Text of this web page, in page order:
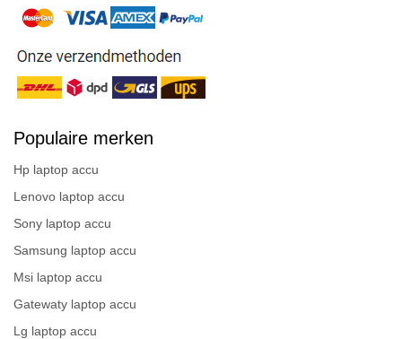
Populaire merken
Hp laptop accu
Lenovo laptop accu
Sony laptop accu
Samsung laptop accu
Msi laptop accu
Gatewaty laptop accu
Lg laptop accu